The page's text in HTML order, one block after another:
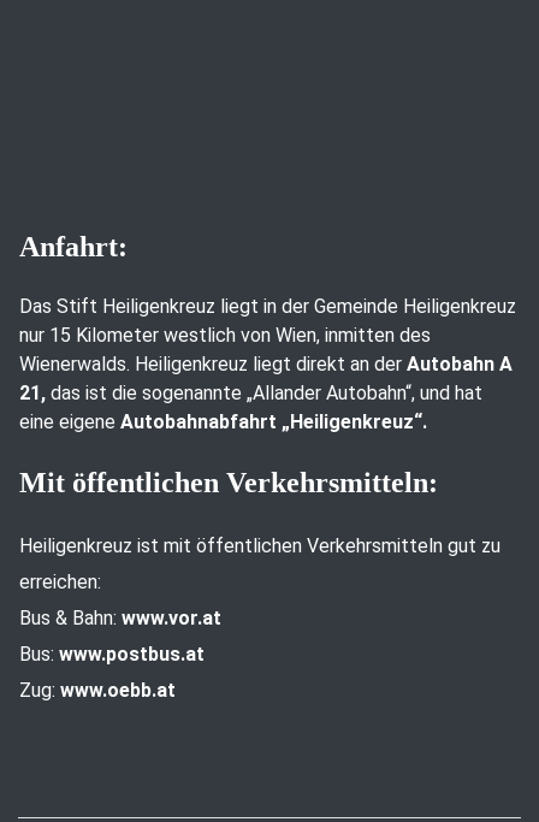
Anfahrt:
Das Stift Heiligenkreuz liegt in der Gemeinde Heiligenkreuz
nur 15 Kilometer westlich von Wien, inmitten des
Wienerwalds. Heiligenkreuz liegt direkt an der Autobahn A
21, das ist die sogenannte „Allander Autobahn“, und hat
eine eigene Autobahnabfahrt „Heiligenkreuz“.
Mit öffentlichen Verkehrsmitteln:
Heiligenkreuz ist mit öffentlichen Verkehrsmitteln gut zu
erreichen:
Bus & Bahn: www.vor.at
Bus: www.postbus.at
Zug: www.oebb.at